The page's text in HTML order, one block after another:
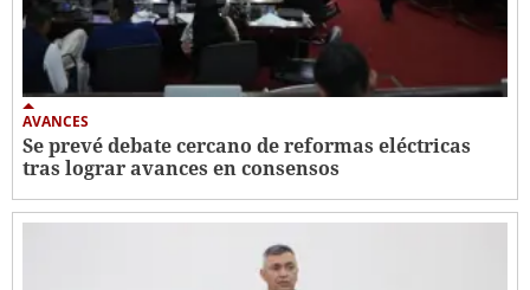
AVANCES
Se prevé debate cercano de reformas eléctricas
tras lograr avances en consensos